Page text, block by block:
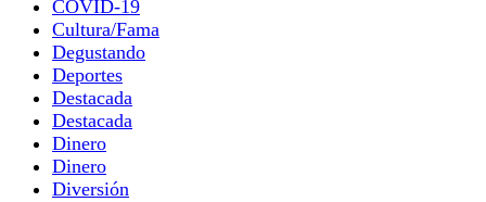
COVID-19
Cultura/Fama
Degustando
Deportes
Destacada
Destacada
Dinero
Dinero
Diversión